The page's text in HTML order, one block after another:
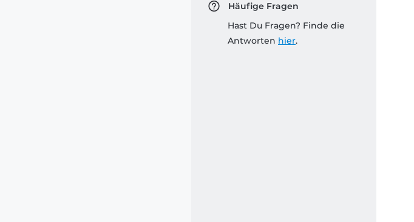
Häufige Fragen
Hast Du Fragen? Finde die
Antworten hier.